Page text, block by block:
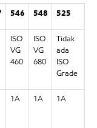
546 548 525
ISO
VG
460
ISO
VG
680
Tidak
ada
ISO
Grade
1A 1A 1A